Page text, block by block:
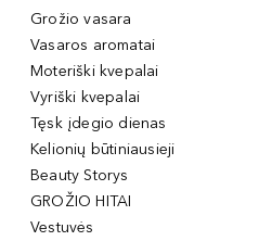
Grožio vasara
Vasaros aromatai
Moteriški kvepalai
Vyriški kvepalai
Tęsk įdegio dienas
Kelionių būtiniausieji
Beauty Storys
GROŽIO HITAI
Vestuvės